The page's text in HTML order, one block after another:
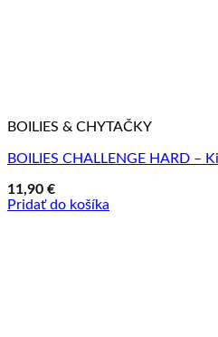
BOILIES & CHYTAČKY
BOILIES CHALLENGE HARD –
11,90 €
Pridať do košíka